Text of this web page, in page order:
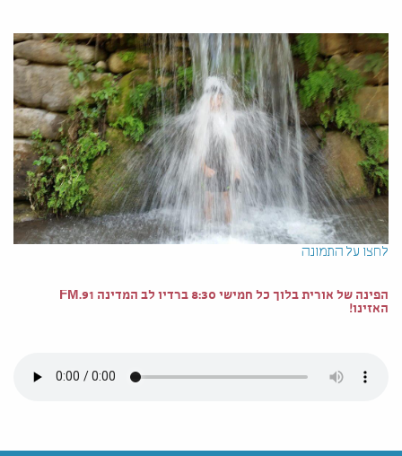
לחצו על התמונה
הפינה של אורית בלוך כל חמישי 8:30 ברדיו לב המדינה 91.FM
האזינו!